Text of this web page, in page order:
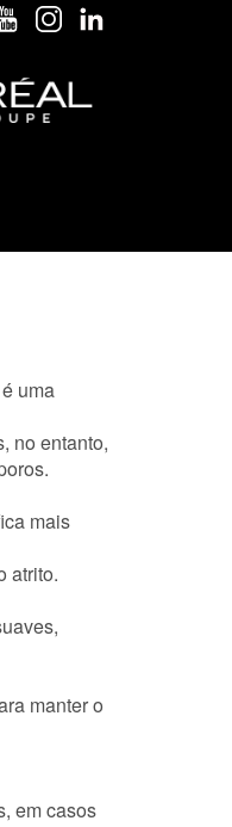
YOUTUBEINSTAGRAM
uma
no entanto,
mais
atrito.
manter o
em casos